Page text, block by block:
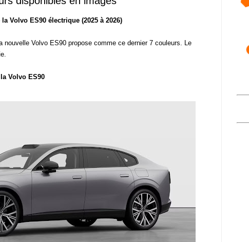
Volvo ES90 électrique (2025 à 2026)
nouvelle Volvo ES90 propose comme ce dernier 7 couleurs. Le
Volvo ES90